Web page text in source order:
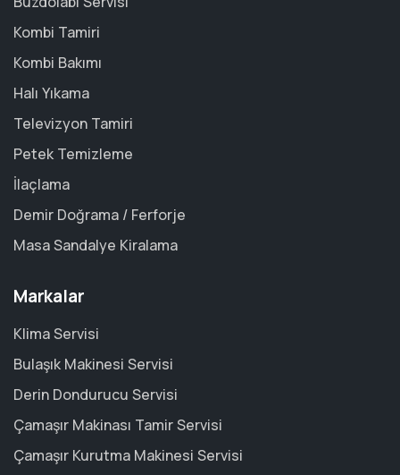
Kombi Tamiri
Kombi Bakımı
Halı Yıkama
Televizyon Tamiri
Petek Temizleme
İlaçlama
Demir Doğrama / Ferforje
Masa Sandalye Kiralama
Markalar
Klima Servisi
Bulaşık Makinesi Servisi
Derin Dondurucu Servisi
Çamaşır Makinası Tamir Servisi
Çamaşır Kurutma Makinesi Servisi